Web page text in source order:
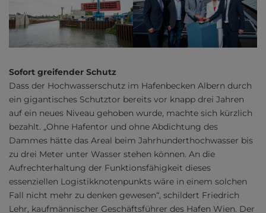
Sofort greifender Schutz
Dass der Hochwasserschutz im Hafenbecken Albern durch
ein gigantisches Schutztor bereits vor knapp drei Jahren
auf ein neues Niveau gehoben wurde, machte sich kürzlich
bezahlt. „Ohne Hafentor und ohne Abdichtung des
Dammes hätte das Areal beim Jahrhunderthochwasser bis
zu drei Meter unter Wasser stehen können. An die
Aufrechterhaltung der Funktionsfähigkeit dieses
essenziellen Logistikknotenpunkts wäre in einem solchen
Fall nicht mehr zu denken gewesen“, schildert Friedrich
Lehr, kaufmännischer Geschäftsführer des Hafen Wien. Der